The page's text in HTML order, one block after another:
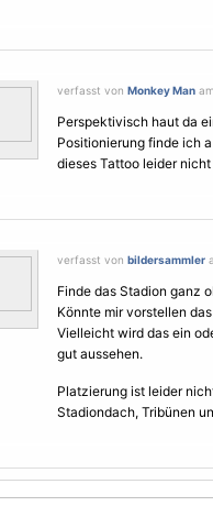
verfasst von Monkey Man
Perspektivisch haut da
Positionierung finde ich
dieses Tattoo leider
verfasst von bildersammler
Finde das Stadion ganz
Könnte mir vorstellen
Vielleicht wird das ein
gut aussehen.
Platzierung ist leider
Stadiondach, Tribünen